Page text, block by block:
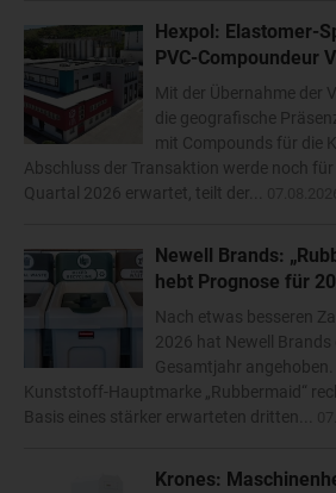
Hexpol: Elastomer-
PVC-Compoundeur
Mit der Übernahme der
die geografische
mit Compounds für die
Abschluss der Transaktion werde noch
Quartal 2026 erwartet, teilt der...
Newell Brands:
hebt Prognose für
Nach etwas besseren
2026 hat Newell
Gesamtjahr
Kunststoff-Hauptmarke „Rubbermaid“
Basis eines stärker erwarteten dritten...
Krones: